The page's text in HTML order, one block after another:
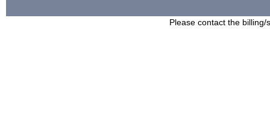
Please contact the